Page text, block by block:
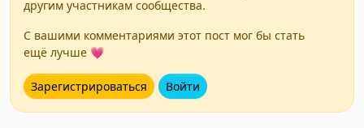
другим участникам сообщества.
С вашими комментариями этот пост мог бы стать
ещё лучше 💗
Зарегистрироваться Войти